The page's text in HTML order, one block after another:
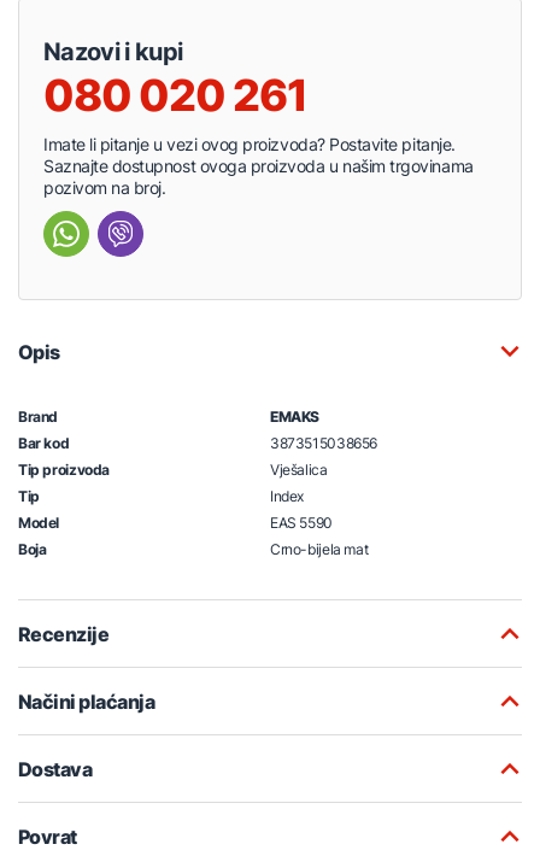
Nazovi i kupi
080 020 261
Imate li pitanje u vezi ovog proizvoda? Postavite pitanje.
Saznajte dostupnost ovoga proizvoda u našim trgovinama
pozivom na broj.
Opis
Brand
EMAKS
Bar kod
3873515038656
Tip proizvoda
Vješalica
Tip
Index
Model
EAS 5590
Boja
Crno-bijela mat
Recenzije
Načini plaćanja
Dostava
Povrat